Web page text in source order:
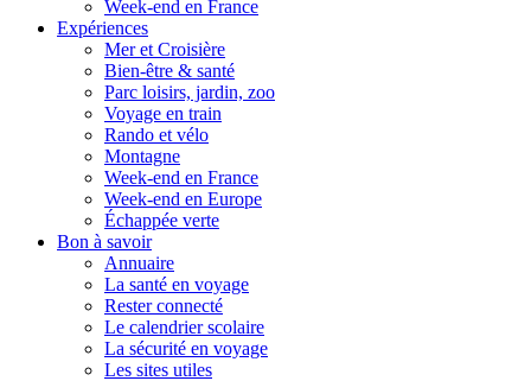
Week-end en France
Expériences
Mer et Croisière
Bien-être & santé
Parc loisirs, jardin, zoo
Voyage en train
Rando et vélo
Montagne
Week-end en France
Week-end en Europe
Échappée verte
Bon à savoir
Annuaire
La santé en voyage
Rester connecté
Le calendrier scolaire
La sécurité en voyage
Les sites utiles